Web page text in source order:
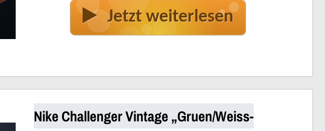
Jetzt weiterlesen
Nike Challenger Vintage „Gruen/Weiss-